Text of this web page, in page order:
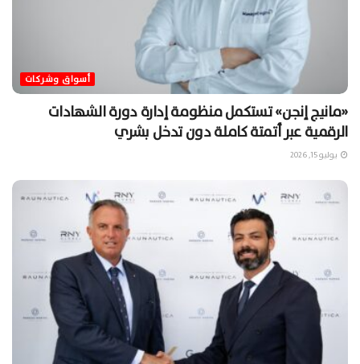
أسواق وشركات
«مانيج إنجن» تستكمل منظومة إدارة دورة الشهادات
الرقمية عبر أتمتة كاملة دون تدخل بشري
يوليو 15, 2026